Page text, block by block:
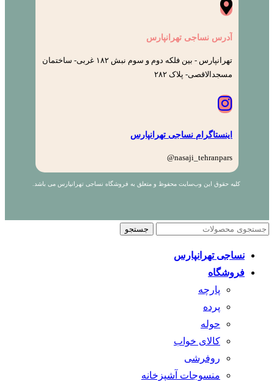
آدرس نساجی تهرانپارس
تهرانپارس - بین فلکه دوم و سوم نبش ۱۸۲ غربی- ساختمان
مسجدالاقصی- پلاک ۲۸۲
اینستاگرام نساجی تهرانپارس
nasaji_tehranpars@
کلیه حقوق این وب‌سایت محفوظ و متعلق به فروشگاه نساجی تهرانپارس می باشد.
جستجو
نساجی تهرانپارس
فروشگاه
پارچه
پرده
حوله
کالای خواب
روفرشی
منسوجات آشپزخانه